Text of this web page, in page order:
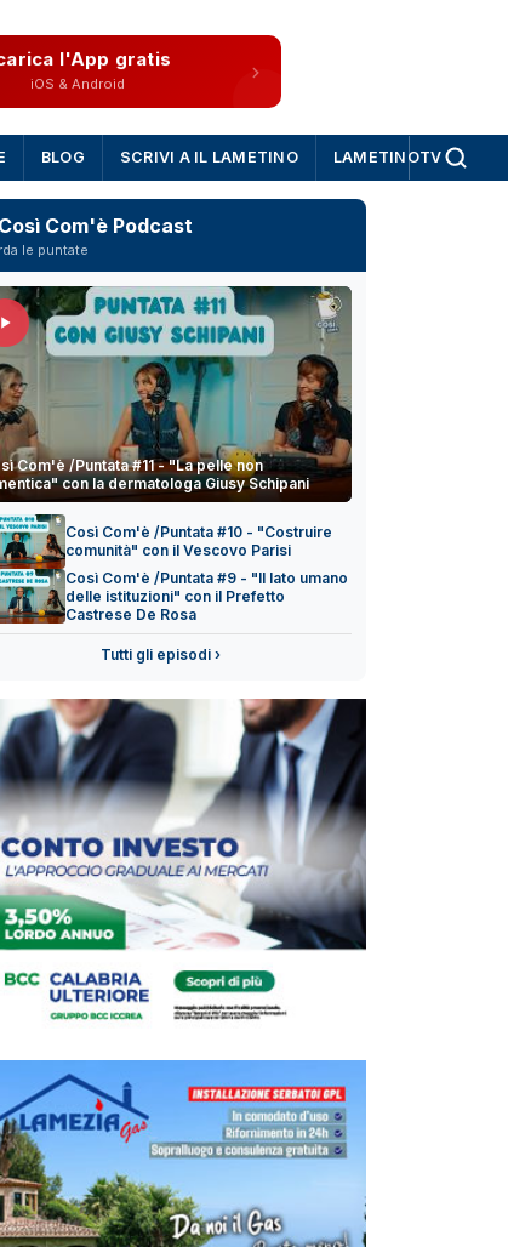
l'App gratis
iOS & Android
BLOG SCRIVI A IL LAMETINO LAMETINOTV
Così Com'è Podcast
le puntate
Com'è /Puntata #11 - "La pelle non
con la dermatologa Giusy Schipani
Così Com'è /Puntata #10 - "Costruire
comunità" con il Vescovo Parisi
Così Com'è /Puntata #9 - "Il lato umano
delle istituzioni" con il Prefetto
Castrese De Rosa
Tutti gli episodi ›